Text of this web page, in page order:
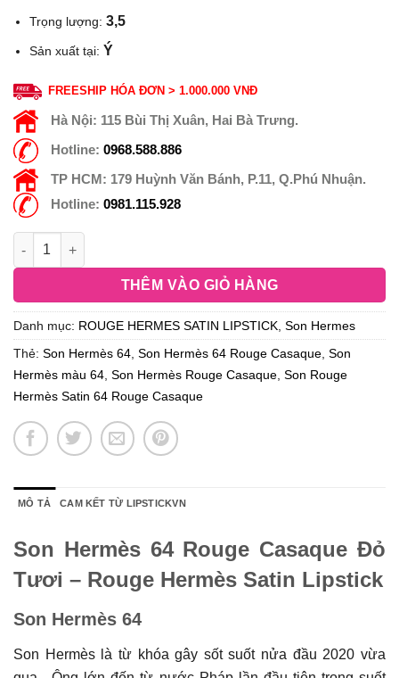
Trọng lượng: 3,5
Sản xuất tại: Ý
FREESHIP HÓA ĐƠN > 1.000.000 VNĐ
Hà Nội: 115 Bùi Thị Xuân, Hai Bà Trưng.
Hotline: 0968.588.886
TP HCM: 179 Huỳnh Văn Bánh, P.11, Q.Phú Nhuận.
Hotline: 0981.115.928
THÊM VÀO GIỎ HÀNG
Danh mục: ROUGE HERMES SATIN LIPSTICK Son Hermes
Thẻ: Son Hermès 64 Son Hermès 64 Rouge Casaque Son
Hermès màu 64 Son Hermès Rouge Casaque Son Rouge
Hermès Satin 64 Rouge Casaque
MÔ TẢ CAM KẾT TỪ LIPSTICKVN
Son Hermès 64 Rouge Casaque Đỏ
Tươi – Rouge Hermès Satin Lipstick
Son Hermès 64
Son Hermès là từ khóa gây sốt suốt nửa đầu 2020 vừa